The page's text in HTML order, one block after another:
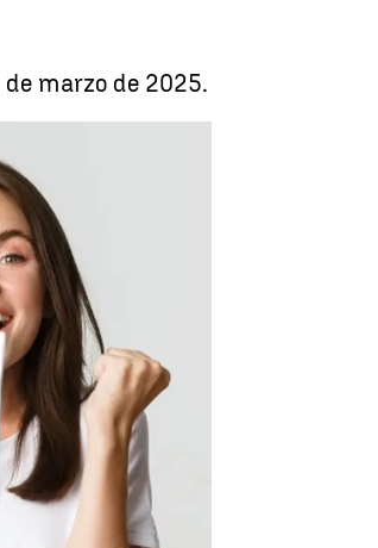
de marzo de 2025.